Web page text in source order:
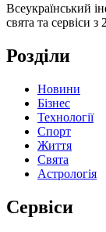
Всеукраїнський
свята та сервіси з
Розділи
Новини
Бізнес
Технології
Спорт
Життя
Свята
Астрологія
Сервіси